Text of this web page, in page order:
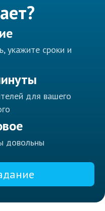
укажите сроки и
для вашего
довольны